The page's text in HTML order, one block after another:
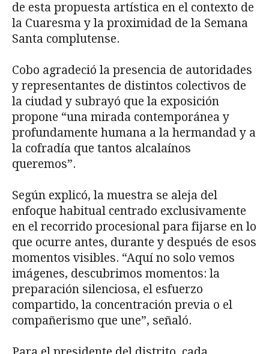
de esta propuesta artística en el contexto de
la Cuaresma y la proximidad de la Semana
Santa complutense.
Cobo agradeció la presencia de autoridades
y representantes de distintos colectivos de
la ciudad y subrayó que la exposición
propone “una mirada contemporánea y
profundamente humana a la hermandad y a
la cofradía que tantos alcalaínos
queremos”.
Según explicó, la muestra se aleja del
enfoque habitual centrado exclusivamente
en el recorrido procesional para fijarse en lo
que ocurre antes, durante y después de esos
momentos visibles. “Aquí no solo vemos
imágenes, descubrimos momentos: la
preparación silenciosa, el esfuerzo
compartido, la concentración previa o el
compañerismo que une”, señaló.